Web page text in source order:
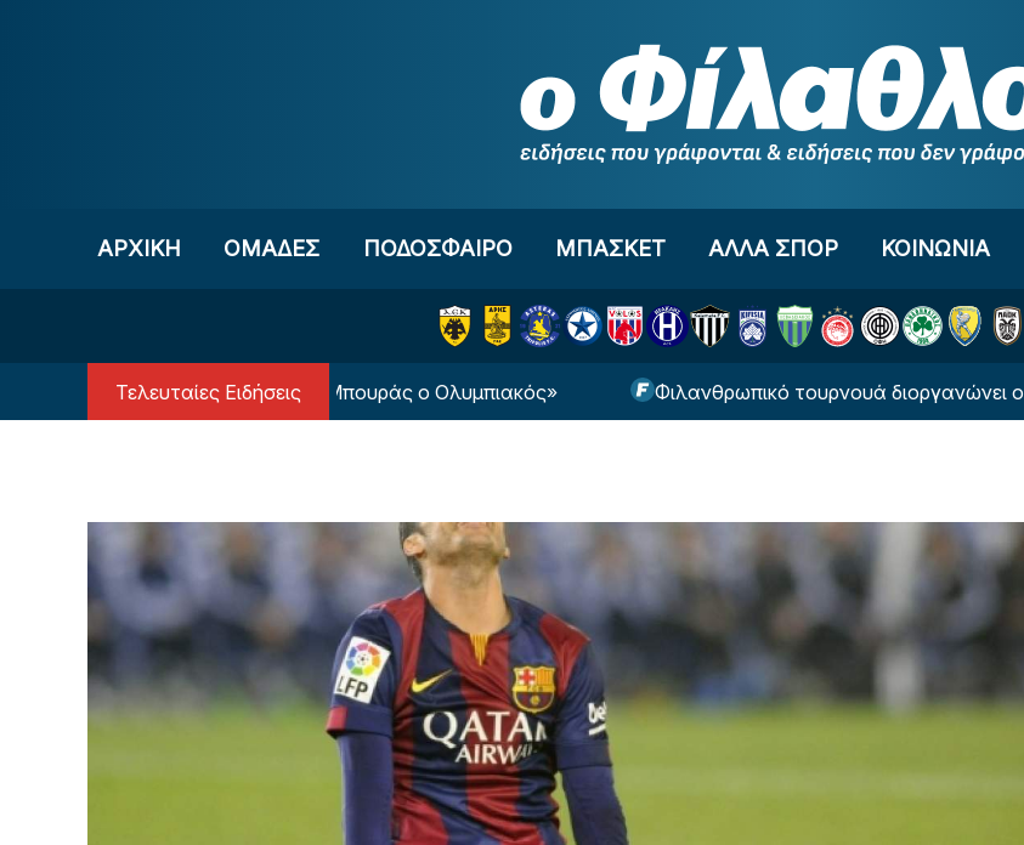
ΑΡΧΙΚΗ OΜΑΔΕΣ ΠΟΔΟΣΦΑΙΡΟ ΜΠΑΣΚΕΤ ΑΛΛΑ ΣΠΟΡ ΚΟΙΝΩΝΙΑ
Τελευταίες Ειδήσεις
πρόταση για τον Μπουράς ο Ολυμπιακός» Φιλανθρωπικό τουρνουά διοργανώνει ο Βόλος